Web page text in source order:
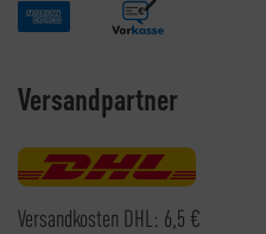
Versandpartner
Versandkosten DHL: 6,5 €